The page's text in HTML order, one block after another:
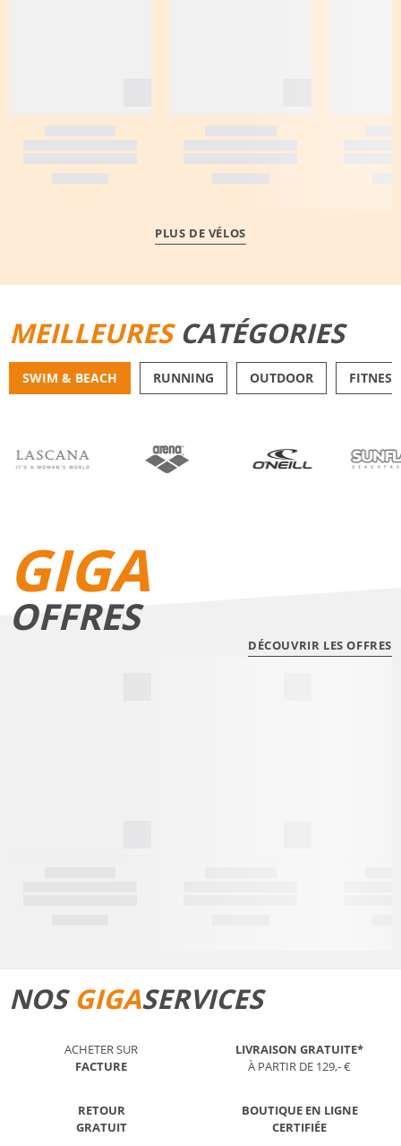
PLUS DE VÉLOS
MEILLEURESCATÉGORIES
SWIM & BEACH RUNNING OUTDOOR FITNESS
GIGA
OFFRES
DÉCOUVRIR LES OFFRES
NOS GIGASERVICES
ACHETER SUR
FACTURE
LIVRAISON GRATUITE*
À PARTIR DE 129,- €
RETOUR
GRATUIT
BOUTIQUE EN LIGNE
CERTIFIÉE